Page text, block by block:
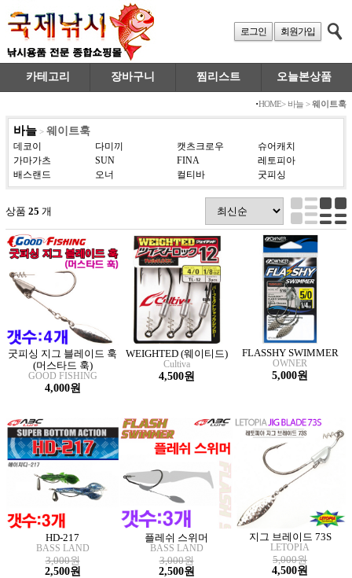
로그인 회원가입
카테고리 장바구니 찜리스트 오늘본상품
·HOME> 바늘 > 웨이트훅
바늘 > 웨이트훅
데코이 다미끼 캣츠크로우
슈어캐치
가마가츠
SUN FINA
레토피아
배스랜드
오너 컬티바 굿피싱
상품 25 개
굿피싱 지그 블레이드 훅
(머스타드 훅)
GOOD FISHING
4,000원
WEIGHTED (웨이티드)
Cultiva
4,500원
FLASSHY SWIMMER
OWNER
5,000원
HD-217
BASS LAND
3,000원
2,500원
플레쉬 스위머
BASS LAND
3,000원
2,500원
지그 브레이드 73S
LETOPIA
5,000원
4,500원